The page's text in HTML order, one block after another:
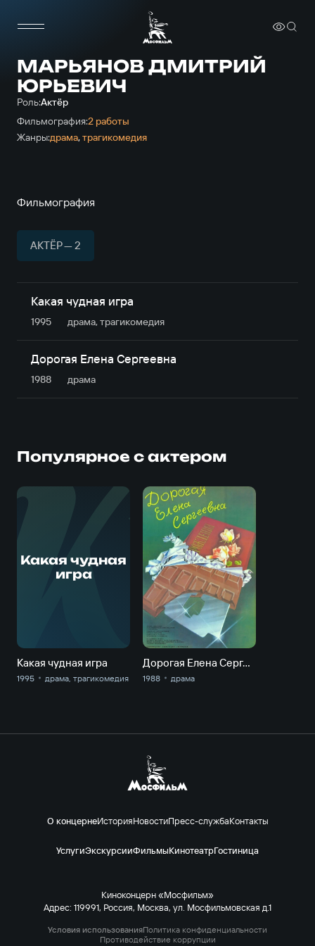
МАРЬЯНОВ ДМИТРИЙ
ЮРЬЕВИЧ
Роль:Актёр
Фильмография:2 работы
Жанры:драма,трагикомедия
Фильмография
АКТЁР — 2
Какая чудная игра
1995 драма, трагикомедия
Дорогая Елена Сергеевна
1988 драма
Популярное с актером
Какая чудная
игра
Какая чудная игра
1995 драма, трагикомедия
Дорогая Елена Сергеевна
1988 драма
О концернеИсторияНовостиПресс-службаКонтакты
УслугиЭкскурсииФильмыКинотеатрГостиница
Киноконцерн «Мосфильм»
Адрес: 119991, Россия, Москва, ул. Мосфильмовская д.1
Условия использованияПолитика конфиденциальности
Противодействие коррупции